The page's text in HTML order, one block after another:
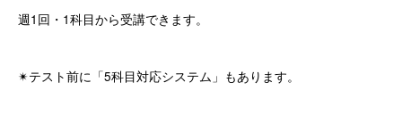
週1回・1科目から受講できます。
✴︎テスト前に「5科目対応システム」もあります。